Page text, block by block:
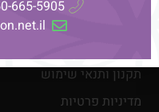
תקנון ותנאי שימוש
מדיניות פרטיות
665-5905 |